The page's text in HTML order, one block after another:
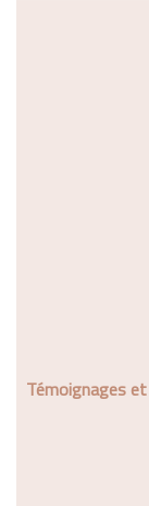
Témoignages